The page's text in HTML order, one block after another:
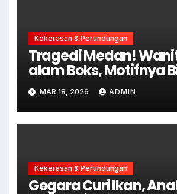
Kekerasan & Perundungan
Tragedi Medan!
alam Boks, Motifnya
Merinding
MAR 18, 2026 ADMIN
Kekerasan & Perundungan
Gegara Curi Ikan,